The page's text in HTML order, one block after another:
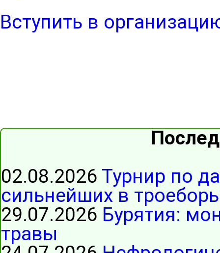
Вступить в
02.08.2026 Турнир по
сильнейших в
29.07.2026 Бурятия:
травы